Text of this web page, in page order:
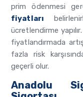
prim ödenmesi
fiyatları
ücretlendirme
fiyatlandırmada
fazla risk
geçerli olur.
Anadolu